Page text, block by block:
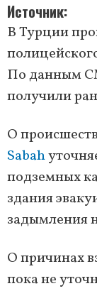
Источник
В Турции
По данным
получили
О
Sabah
подземных
здания
задымления
О причинах
пока не